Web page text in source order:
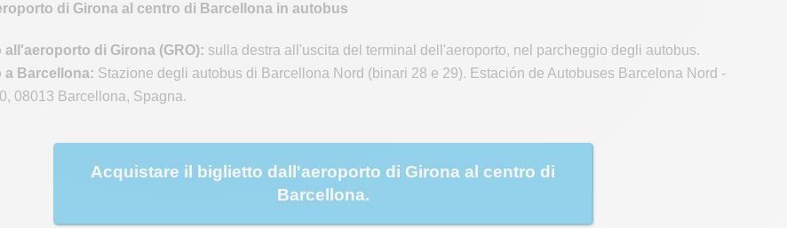
di Girona al centro di Barcellona in autobus
di Girona (GRO): sulla destra all'uscita del terminal dell'aeroporto, nel parcheggio degli autobus.
a Barcellona: Stazione degli autobus di Barcellona Nord (binari 28 e 29). Estación de Autobuses Barcelona Nord -
08013 Barcellona, Spagna.
Acquistare il biglietto dall'aeroporto di Girona al centro di
Barcellona.